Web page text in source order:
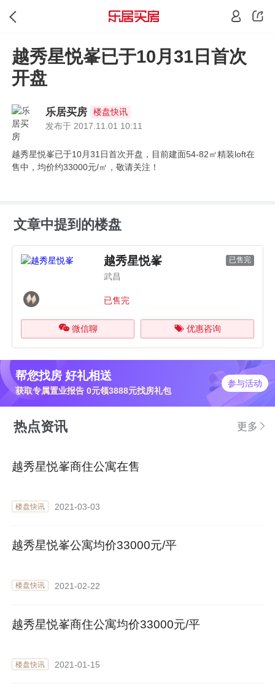
越秀星悦峯已于10月31日首次
开盘
乐居买房
楼盘快讯
发布于 2017.11.01 10:11
越秀星悦峯已于10月31日首次开盘，目前建面54-82㎡精装loft在
售中，均价约33000元/㎡，敬请关注！
文章中提到的楼盘
越秀星悦峯 已售完
武昌
已售完
微信聊 优惠咨询
帮您找房 好礼相送
获取专属置业报告 0元领3888元找房礼包
参与活动
热点资讯 更多
越秀星悦峯商住公寓在售
楼盘快讯 2021-03-03
越秀星悦峯公寓均价33000元/平
楼盘快讯 2021-02-22
越秀星悦峯商住公寓均价33000元/平
楼盘快讯 2021-01-15